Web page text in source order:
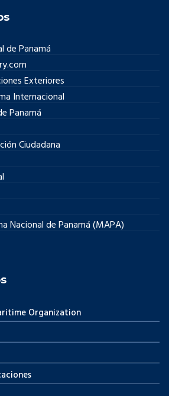
de Panamá
Exteriores
Internacional
Panamá
Ciudadana
Nacional de Panamá (MAPA)
Organization